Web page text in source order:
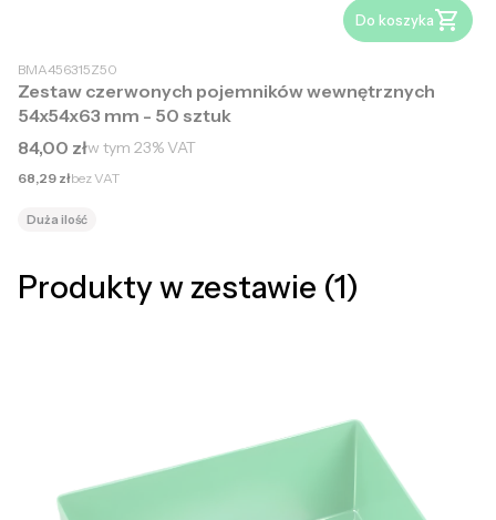
Do koszyka
BMA456315Z50
Zestaw czerwonych pojemników wewnętrznych
54x54x63 mm - 50 sztuk
Cena brutto
84,00 złw tym 23%VAT
Cena netto
68,29 złbez VAT
Duża ilość
Produkty w zestawie (1)